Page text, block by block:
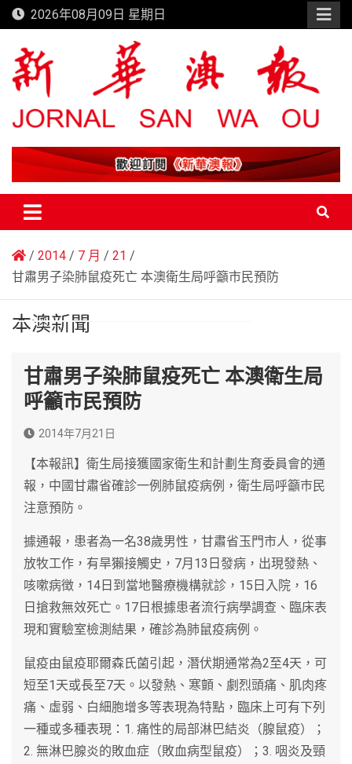
Skip
to
content
2026年08月09日 星期日
新華澳報
2014 7 月
21
甘肅男子染肺鼠疫死亡 本澳衛生局呼籲市民預防
本澳新聞
甘肅男子染肺鼠疫死亡 本澳衛生局
呼籲市民預防
2014年7月21日
【本報訊】衛生局接獲國家衛生和計劃生育委員會的通
報，中國甘肅省確診一例肺鼠疫病例，衛生局呼籲巿民
注意預防。
據通報，患者為一名38歲男性，甘肅省玉門市人，從事
放牧工作，有旱獺接觸史，7月13日發病，出現發熱、
咳嗽病徴，14日到當地醫療機構就診，15日入院，16
日搶救無效死亡。17日根據患者流行病學調查、臨床表
現和實驗室檢測結果，確診為肺鼠疫病例。
鼠疫由鼠疫耶爾森氏菌引起，潛伏期通常為2至4天，可
短至1天或長至7天。以發熱、寒顫、劇烈頭痛、肌肉疼
痛、虛弱、白細胞增多等表現為特點，臨床上可有下列
一種或多種表現：1. 痛性的局部淋巴結炎（腺鼠疫）；
2. 無淋巴腺炎的敗血症（敗血病型鼠疫）；3. 咽炎及頸